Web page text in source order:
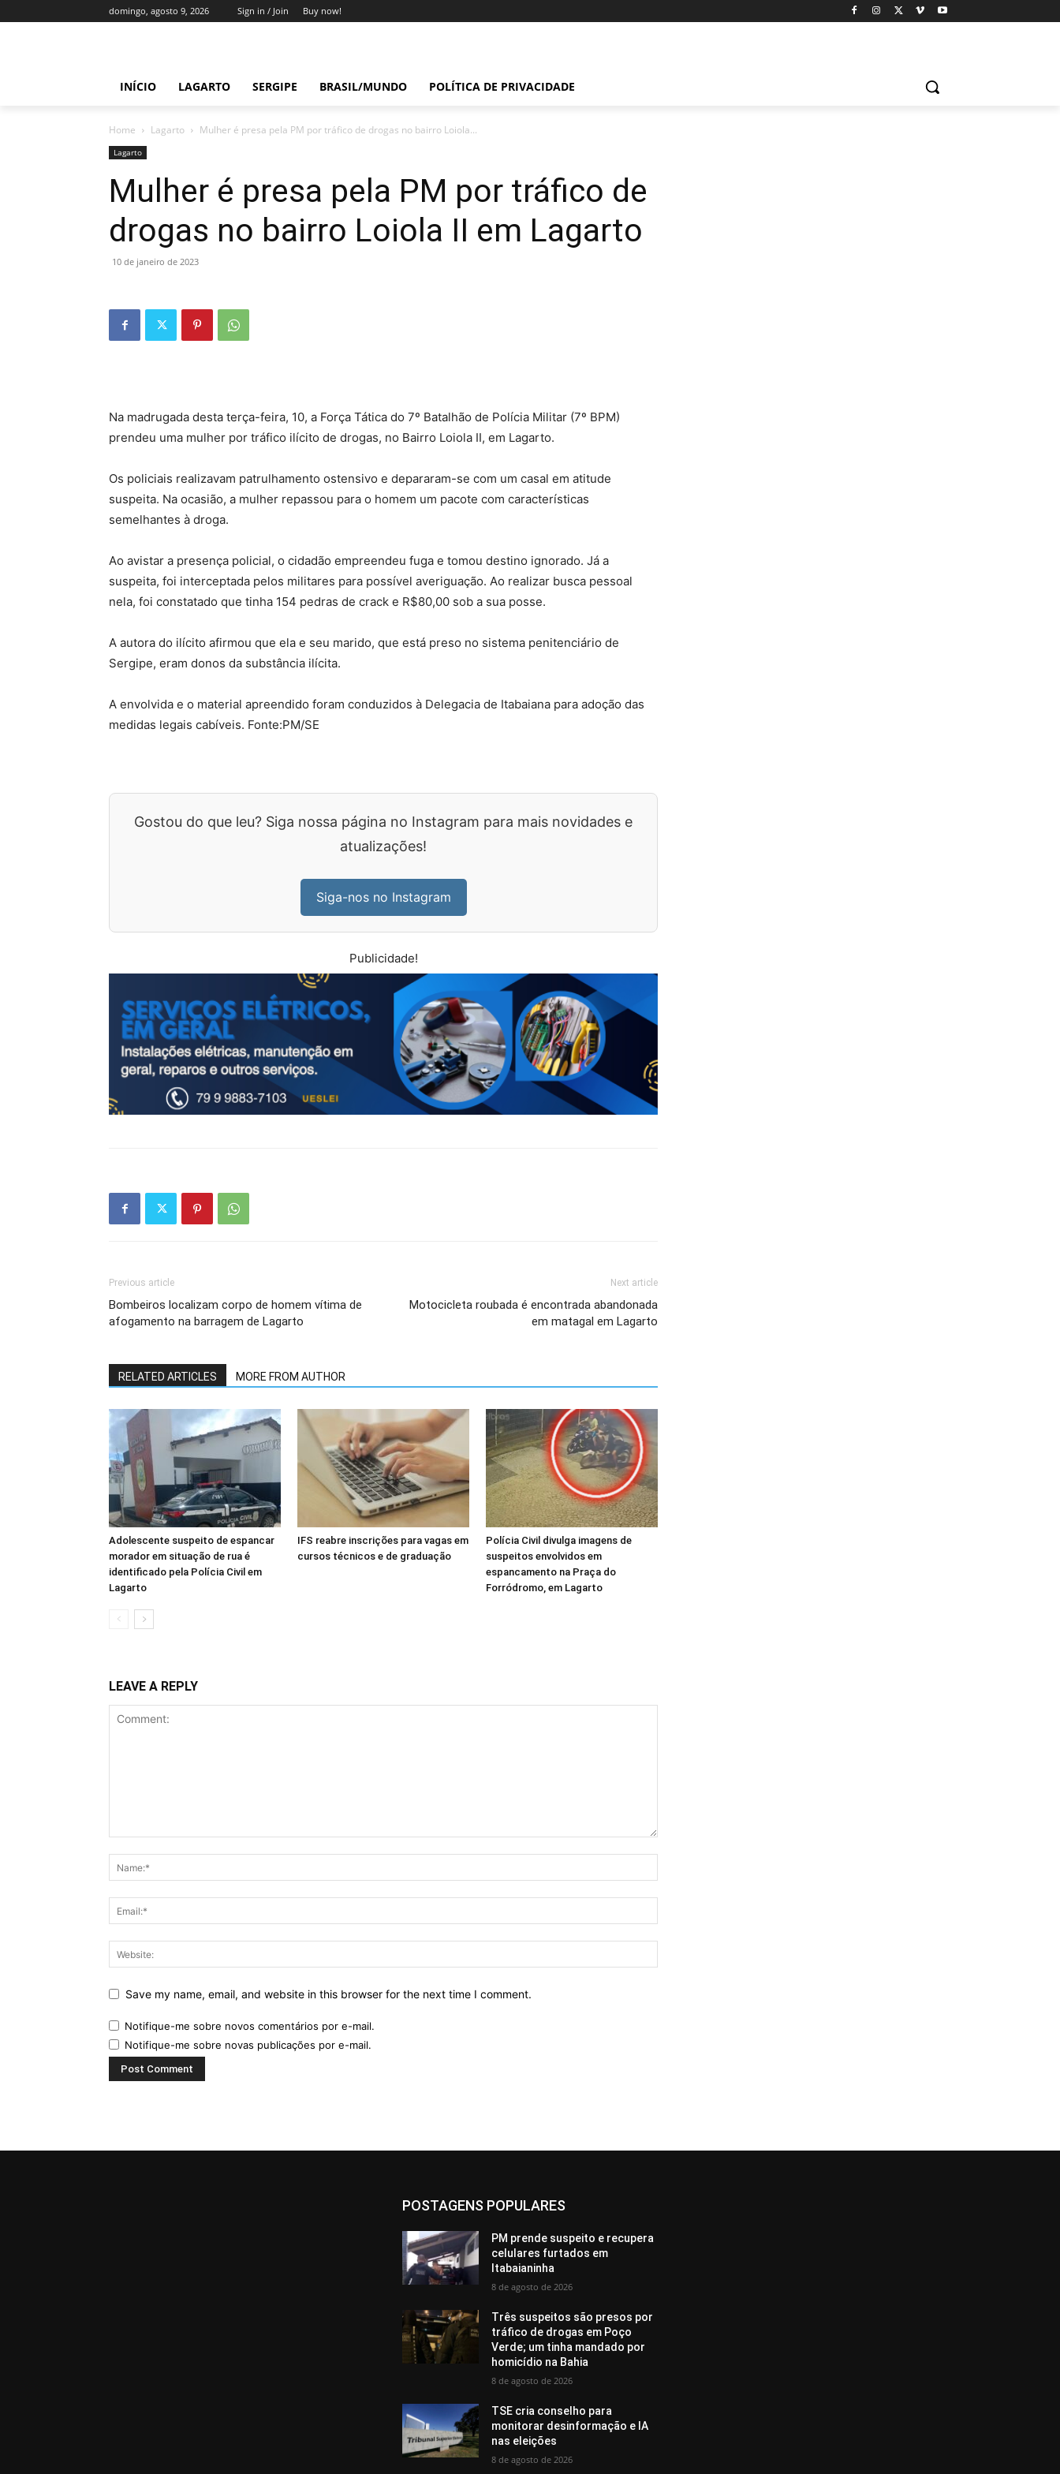
domingo, agosto 9, 2026 Sign in / Join Buy now!
INÍCIO LAGARTO SERGIPE BRASIL/MUNDO POLÍTICA DE PRIVACIDADE
Home Lagarto Mulher é presa pela PM por tráfico de drogas no bairro Loiola...
Lagarto
Mulher é presa pela PM por tráfico de
drogas no bairro Loiola II em Lagarto
10 de janeiro de 2023
Na madrugada desta terça-feira, 10, a Força Tática do 7º Batalhão de Polícia Militar (7º BPM)
prendeu uma mulher por tráfico ilícito de drogas, no Bairro Loiola II, em Lagarto.
Os policiais realizavam patrulhamento ostensivo e depararam-se com um casal em atitude
suspeita. Na ocasião, a mulher repassou para o homem um pacote com características
semelhantes à droga.
Ao avistar a presença policial, o cidadão empreendeu fuga e tomou destino ignorado. Já a
suspeita, foi interceptada pelos militares para possível averiguação. Ao realizar busca pessoal
nela, foi constatado que tinha 154 pedras de crack e R$80,00 sob a sua posse.
A autora do ilícito afirmou que ela e seu marido, que está preso no sistema penitenciário de
Sergipe, eram donos da substância ilícita.
A envolvida e o material apreendido foram conduzidos à Delegacia de Itabaiana para adoção das
medidas legais cabíveis. Fonte:PM/SE
Gostou do que leu? Siga nossa página no Instagram para mais novidades e
atualizações!
Siga-nos no Instagram
Publicidade!
Previous article
Bombeiros localizam corpo de homem vítima de
afogamento na barragem de Lagarto
Next article
Motocicleta roubada é encontrada abandonada
em matagal em Lagarto
RELATED ARTICLES MORE FROM AUTHOR
Adolescente suspeito de espancar
morador em situação de rua é
identificado pela Polícia Civil em
Lagarto
IFS reabre inscrições para vagas em
cursos técnicos e de graduação
Polícia Civil divulga imagens de
suspeitos envolvidos em
espancamento na Praça do
Forródromo, em Lagarto
LEAVE A REPLY
Save my name, email, and website in this browser for the next time I comment.
Notifique-me sobre novos comentários por e-mail.
Notifique-me sobre novas publicações por e-mail.
POSTAGENS POPULARES
PM prende suspeito e recupera
celulares furtados em
Itabaianinha
8 de agosto de 2026
Três suspeitos são presos por
tráfico de drogas em Poço
Verde; um tinha mandado por
homicídio na Bahia
8 de agosto de 2026
TSE cria conselho para
monitorar desinformação e IA
nas eleições
8 de agosto de 2026